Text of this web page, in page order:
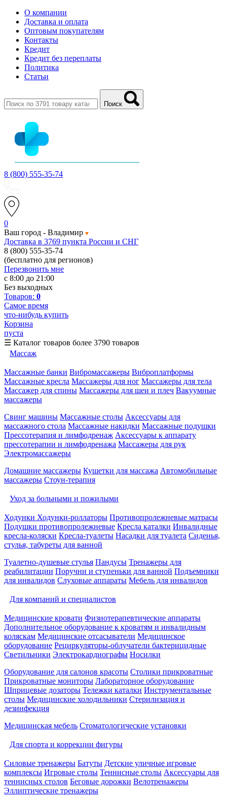
О компании
Доставка и оплата
Оптовым покупателям
Контакты
Кредит
Кредит без переплаты
Политика
Статьи
Поиск
8 (800) 555-35-74
0
Ваш город - Владимир
Доставка в 3769 пункта России и СНГ
8 (800) 555-35-74
(бесплатно для регионов)
Перезвонить мне
с 8:00 до 21:00
Без выходных
Товаров: 0
Самое время
что-нибудь купить
Корзина
пуста
☰ Каталог товаров более 3790 товаров
Массаж
Массажные банки Вибромассажеры Виброплатформы
Массажные кресла Массажеры для ног Массажеры для тела
Массажер для спины Массажеры для шеи и плеч Вакуумные
массажеры
Свинг машины Массажные столы Аксессуары для
массажного стола Массажные накидки Массажные подушки
Прессотерапия и лимфодренаж Аксессуары к аппарату
прессотерапии и лимфодренажа Массажеры для рук
Электромассажеры
Домашние массажеры Кушетки для массажа Автомобильные
массажеры Стоун-терапия
Уход за больными и пожилыми
Ходунки Ходунки-роллаторы Противопролежневые матрасы
Подушки противопролежневые Кресла каталки Инвалидные
кресла-коляски Кресла-туалеты Насадки для туалета Сиденья,
стулья, табуреты для ванной
Туалетно-душевые стулья Пандусы Тренажеры для
реабилитации Поручни и ступеньки для ванной Подъемники
для инвалидов Слуховые аппараты Мебель для инвалидов
Для компаний и специалистов
Медицинские кровати Физиотерапевтические аппараты
Дополнительное оборудование к кроватям и инвалидным
коляскам Медицинские отсасыватели Медицинское
оборудование Рециркуляторы-облучатели бактерицидные
Светильники Электрокардиографы Носилки
Оборудование для салонов красоты Столики прикроватные
Прикроватные мониторы Лабораторное оборудование
Шприцевые дозаторы Тележки каталки Инструментальные
столы Медицинские холодильники Стерилизация и
дезинфекция
Медицинская мебель Стоматологические установки
Для спорта и коррекции фигуры
Силовые тренажеры Батуты Детские уличные игровые
комплексы Игровые столы Теннисные столы Аксессуары для
теннисных столов Беговые дорожки Велотренажеры
Эллиптические тренажеры